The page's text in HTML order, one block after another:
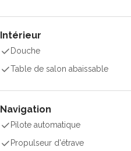
Intérieur
Douche
Table de salon abaissable
Navigation
Pilote automatique
Propulseur d'étrave